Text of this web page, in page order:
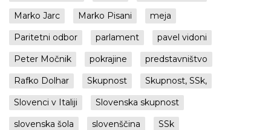
Marko Jarc
Marko Pisani
meja
Paritetni odbor
parlament
pavel vidoni
Peter Močnik
pokrajine
predstavništvo
Rafko Dolhar
Skupnost
Skupnost, SSk,
Slovenci v Italiji
Slovenska skupnost
slovenska šola
slovenščina
SSk